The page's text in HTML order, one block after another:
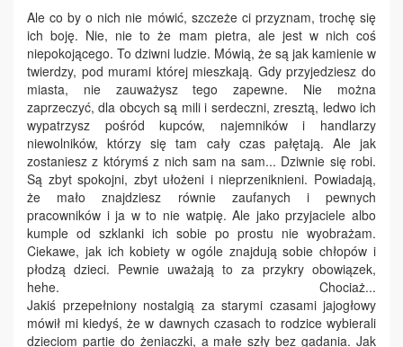
Ale co by o nich nie mówić, szczeże ci przyznam, trochę się
ich boję. Nie, nie to że mam pietra, ale jest w nich coś
niepokojącego. To dziwni ludzie. Mówią, że są jak kamienie w
twierdzy, pod murami której mieszkają. Gdy przyjedziesz do
miasta, nie zauważysz tego zapewne. Nie można
zaprzeczyć, dla obcych są mili i serdeczni, zresztą, ledwo ich
wypatrzysz pośród kupców, najemników i handlarzy
niewolników, którzy się tam cały czas pałętają. Ale jak
zostaniesz z którymś z nich sam na sam... Dziwnie się robi.
Są zbyt spokojni, zbyt ułożeni i nieprzeniknieni. Powiadają,
że mało znajdziesz równie zaufanych i pewnych
pracowników i ja w to nie watpię. Ale jako przyjaciele albo
kumple od szklanki ich sobie po prostu nie wyobrażam.
Ciekawe, jak ich kobiety w ogóle znajdują sobie chłopów i
płodzą dzieci. Pewnie uważają to za przykry obowiązek,
hehe. Chociaż...
Jakiś przepełniony nostalgią za starymi czasami jajogłowy
mówił mi kiedyś, że w dawnych czasach to rodzice wybierali
dzieciom partie do żeniaczki, a małe szły bez gadania. Jak